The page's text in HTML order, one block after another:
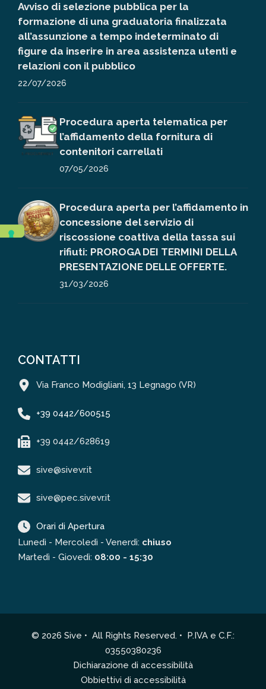
Avviso di selezione pubblica per la
formazione di una graduatoria finalizzata
all’assunzione a tempo indeterminato di
figure da inserire in area assistenza utenti e
relazioni con il pubblico
22/07/2026
Procedura aperta telematica per
l’affidamento della fornitura di
contenitori carrellati
07/05/2026
Procedura aperta per l’affidamento in
concessione del servizio di
riscossione coattiva della tassa sui
rifiuti: PROROGA DEI TERMINI DELLA
PRESENTAZIONE DELLE OFFERTE.
31/03/2026
CONTATTI
Via Franco Modigliani, 13 Legnago (VR)
+39 0442/600515
+39 0442/628619
sive@sivevr.it
sive@pec.sivevr.it
Orari di Apertura
Lunedì - Mercoledì - Venerdì: chiuso
Martedì - Giovedì: 08:00 - 15:30
© 2026 Sive • All Rights Reserved. • P.IVA e C.F.:
03550380236
Dichiarazione di accessibilità
Obbiettivi di accessibilità